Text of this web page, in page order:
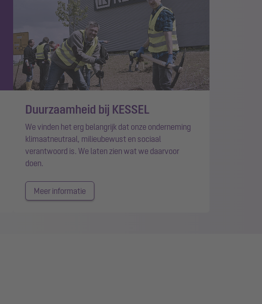
Duurzaamheid bij KESSEL
We vinden het erg belangrijk dat onze onderneming
klimaatneutraal, milieubewust en sociaal
verantwoord is. We laten zien wat we daarvoor
doen.
Meer informatie